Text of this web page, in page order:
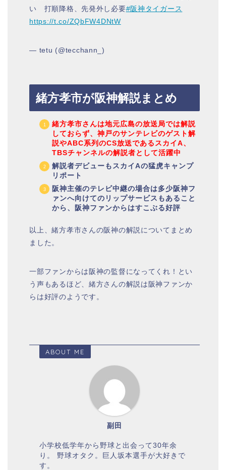
い 打順降格、先発外し必要#阪神タイガース
https://t.co/ZQbFW4DNtW
— tetu (@tecchann_)
緒方孝市が阪神解説まとめ
緒方孝市さんは地元広島の放送局では解説
しておらず、神戸のサンテレビのゲスト解
説やABC系列のCS放送であるスカイA、
TBSチャンネルの解説者として活躍中
解説者デビューもスカイAの猛虎キャンプ
リポート
阪神主催のテレビ中継の場合は多少阪神フ
ァンへ向けてのリップサービスもあること
から、阪神ファンからはすこぶる好評
以上、緒方孝市さんの阪神の解説についてまとめ
ました。
一部ファンからは阪神の監督になってくれ！とい
う声もあるほど、緒方さんの解説は阪神ファンか
らは好評のようです。
ABOUT ME
副田
小学校低学年から野球と出会って30年余
り。 野球オタク。巨人坂本選手が大好きで
す。